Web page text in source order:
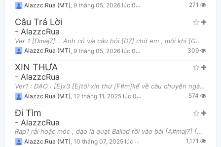
Alazzc.Rua (MT), 9 tháng 05, 2026 lúc 01:57pm 271
Câu Trả Lời
- AlazzcRua
Ver 1 [Dmaj7] .. Anh có vài câu hỏi [D7] chờ em , mỗi khi [Gmaj7] mà Màn đêm buông xuống [Gm7] kh
Alazzc.Rua (MT) 9 tháng 05, 2026 lúc 01:09pm 309
XIN THƯA
- AlazzcRua
Ver1 : DẠO : [E]x3 [E]tôi xin thư [F#m]kể về câu chuyện ngày xưa [A]về một chàng ca [Am]sĩ, hế
Alazzc.Rua (MT) 12 tháng 11, 2025 lúc 07:25pm 574
Đi Tìm
- AlazzcRua
Rap1 rải hoặc móc , dạo là quạt Ballad rồi vào bài [A#maj7] [Am7] [Dm7] [C] Rap1 rải hoặc móc dù
Alazzc.Rua (MT) 10 tháng 07, 2025 lúc 01:29pm 1,171